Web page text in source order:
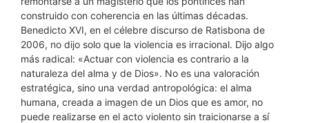
construido con coherencia en las últimas décadas.
Benedicto XVI, en el célebre discurso de Ratisbona de
2006, no dijo solo que la violencia es irracional. Dijo algo
más radical: «Actuar con violencia es contrario a la
naturaleza del alma y de Dios». No es una valoración
estratégica, sino una verdad antropológica: el alma
humana, creada a imagen de un Dios que es amor, no
puede realizarse en el acto violento sin traicionarse a sí